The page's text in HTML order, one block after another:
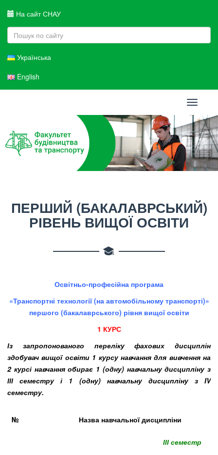
На сайт СНАУ
Українська
English
Toggle
ПЕРШИЙ (БАКАЛАВРСЬКИЙ)
РІВЕНЬ ВИЩОЇ ОСВІТИ
Освітньо-професійна програма
«Транспортні технології (на автомобільному транспорті)»
першого (бакалаврського) рівня вищої освіти
1 КУРС
Із запропонованого переліку фахових дисциплін
здобувач вищої освіти 1 курсу навчання для вивчення на
2 курсі навчання обирає 1 (одну) навчальну дисципліну з
ІІІ семестру і 1 (одну) навчальну дисципліну з IV
семестру.
№ Назва навчальної дисципліни
ІІІ семестр